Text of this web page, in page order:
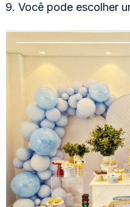
9. Você pode escolher